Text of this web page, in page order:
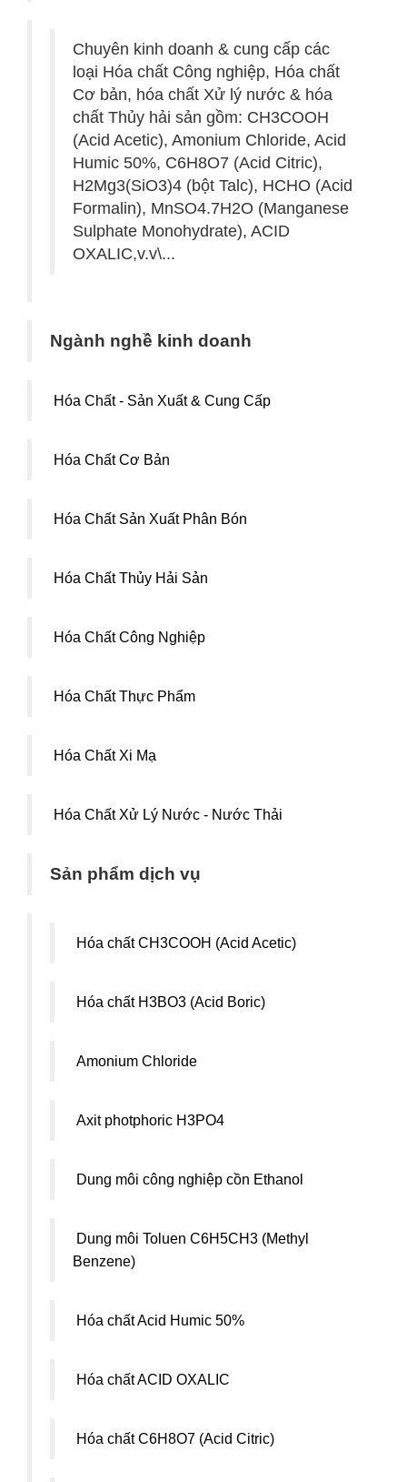
Chuyên kinh doanh & cung cấp các
loại Hóa chất Công nghiệp, Hóa chất
Cơ bản, hóa chất Xử lý nước & hóa
chất Thủy hải sản gồm: CH3COOH
(Acid Acetic), Amonium Chloride, Acid
Humic 50%, C6H8O7 (Acid Citric),
H2Mg3(SiO3)4 (bột Talc), HCHO (Acid
Formalin), MnSO4.7H2O (Manganese
Sulphate Monohydrate), ACID
OXALIC,v.v\...
Ngành nghề kinh doanh
Hóa Chất - Sản Xuất & Cung Cấp
Hóa Chất Cơ Bản
Hóa Chất Sản Xuất Phân Bón
Hóa Chất Thủy Hải Sản
Hóa Chất Công Nghiệp
Hóa Chất Thực Phẩm
Hóa Chất Xi Mạ
Hóa Chất Xử Lý Nước - Nước Thải
Sản phẩm dịch vụ
Hóa chất CH3COOH (Acid Acetic)
Hóa chất H3BO3 (Acid Boric)
Amonium Chloride
Axit photphoric H3PO4
Dung môi công nghiệp cồn Ethanol
Dung môi Toluen C6H5CH3 (Methyl
Benzene)
Hóa chất Acid Humic 50%
Hóa chất ACID OXALIC
Hóa chất C6H8O7 (Acid Citric)